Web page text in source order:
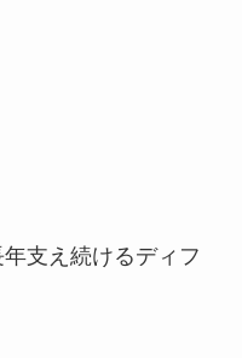
支え続けるディフ